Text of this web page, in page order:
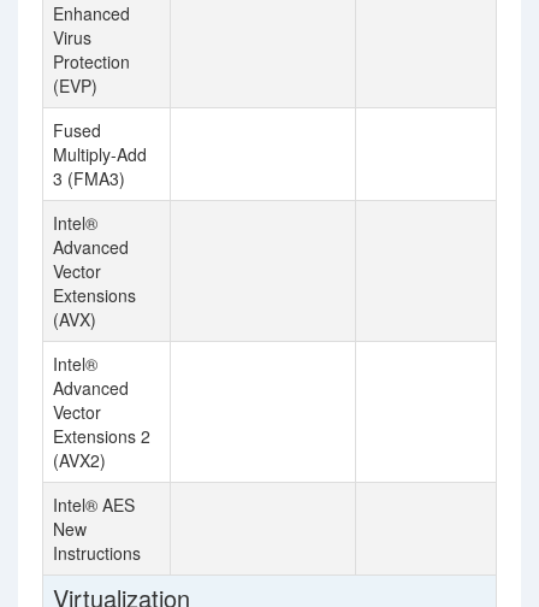
Enhanced
Virus
Protection
(EVP)
Fused
Multiply-Add
3 (FMA3)
Intel®
Advanced
Vector
Extensions
(AVX)
Intel®
Advanced
Vector
Extensions 2
(AVX2)
Intel® AES
New
Instructions
Virtualization